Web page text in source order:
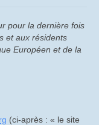
pour la dernière fois
et aux résidents
Européen et de la
(ci-après : « le site